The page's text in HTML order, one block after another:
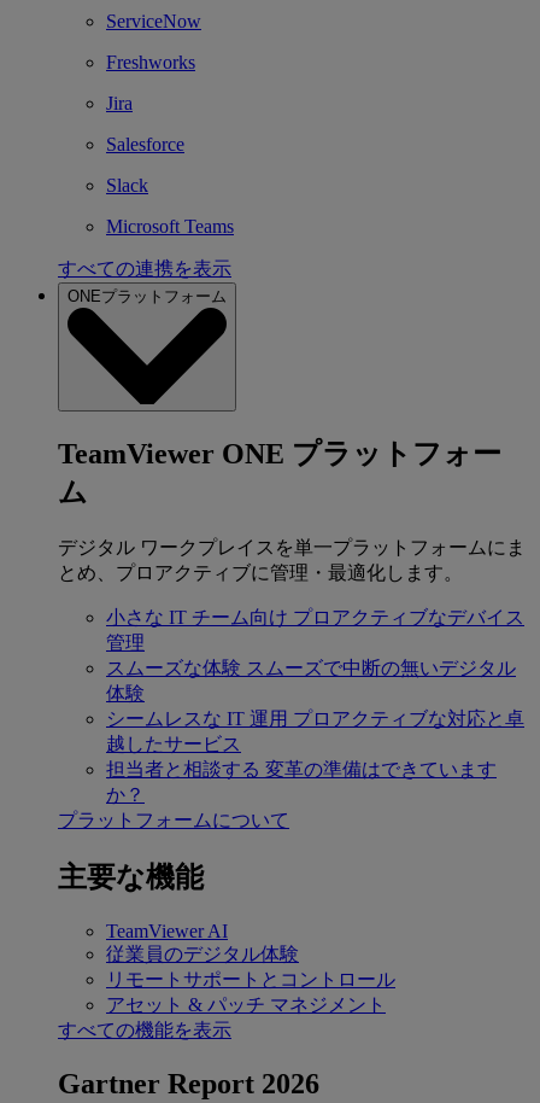
ServiceNow
Freshworks
Jira
Salesforce
Slack
Microsoft Teams
すべての連携を表示
ONEプラットフォーム
TeamViewer ONE プラットフォー
ム
デジタル ワークプレイスを単一プラットフォームにま
とめ、プロアクティブに管理・最適化します。
小さな IT チーム向け プロアクティブなデバイス
管理
スムーズな体験 スムーズで中断の無いデジタル
体験
シームレスな IT 運用 プロアクティブな対応と卓
越したサービス
担当者と相談する 変革の準備はできています
か？
プラットフォームについて
主要な機能
TeamViewer AI
従業員のデジタル体験
リモートサポートとコントロール
アセット & パッチ マネジメント
すべての機能を表示
Gartner Report 2026